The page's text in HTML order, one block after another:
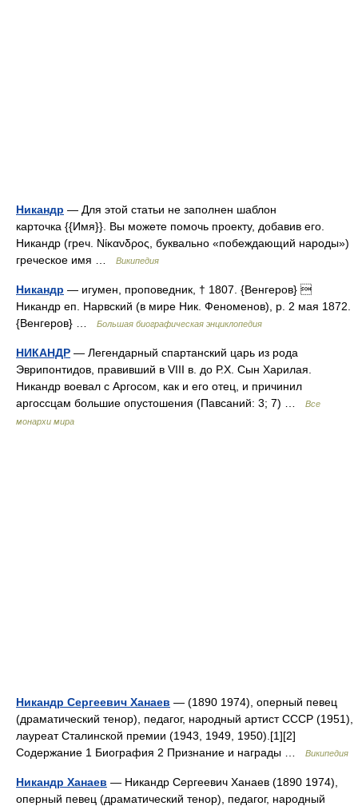
Никандр — Для этой статьи не заполнен шаблон
карточка {{Имя}}. Вы можете помочь проекту, добавив его.
Никандр (греч. Νίκανδρος, буквально «побеждающий народы»)
греческое имя …
Википедия
Никандр — игумен, проповедник, † 1807. {Венгеров} 
Никандр еп. Нарвский (в мире Ник. Феноменов), р. 2 мая 1872.
{Венгеров} …
Большая биографическая энциклопедия
НИКАНДР — Легендарный спартанский царь из рода
Эврипонтидов, правивший в VIII в. до Р.Х. Сын Харилая.
Никандр воевал с Аргосом, как и его отец, и причинил
аргоссцам большие опустошения (Павсаний: 3; 7) …
Все
монархи мира
Никандр Сергеевич Ханаев — (1890 1974), оперный певец
(драматический тенор), педагог, народный артист СССР (1951),
лауреат Сталинской премии (1943, 1949, 1950).[1][2]
Содержание 1 Биография 2 Признание и награды …
Википедия
Никандр Ханаев — Никандр Сергеевич Ханаев (1890 1974),
оперный певец (драматический тенор), педагог, народный